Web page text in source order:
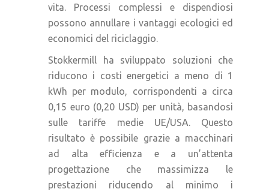
vita. Processi complessi e dispendiosi
possono annullare i vantaggi ecologici ed
economici del riciclaggio.
Stokkermill ha sviluppato soluzioni che
riducono i costi energetici a meno di 1
kWh per modulo, corrispondenti a circa
0,15 euro (0,20 USD) per unità, basandosi
sulle tariffe medie UE/USA. Questo
risultato è possibile grazie a macchinari
ad alta efficienza e a un’attenta
progettazione che massimizza le
prestazioni riducendo al minimo i